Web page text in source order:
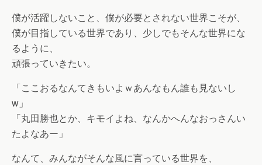
僕が活躍しないこと、僕が必要とされない世界こそが、
僕が目指している世界であり、少しでもそんな世界にな
るように、
頑張っていきたい。
「ここおるなんてきもいよｗあんなもん誰も見ないし
w」
「丸田勝也とか、キモイよね、なんかへんなおっさんい
たよなあー」
なんて、みんながそんな風に言っている世界を、